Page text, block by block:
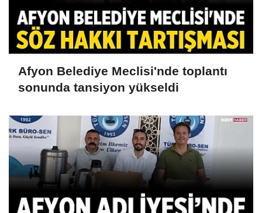
Afyon Belediye Meclisi'nde toplantı
sonunda tansiyon yükseldi